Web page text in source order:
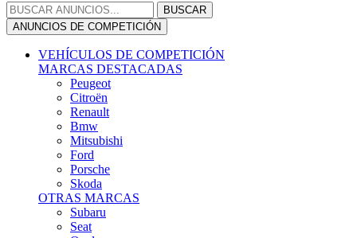
Seat
Opel
Volkswagen
Hyundai
Fiat, Alfa Romeo, Lancia, Jeep
Toyota
Suzuki
Honda
Mini
Dacia
Audi
Otras Marcas
ANUNCIOS DE COMPRA
Compra De Coches
ALQUILER VEHÍCULOS
ALQUILER VEHÍCULOS